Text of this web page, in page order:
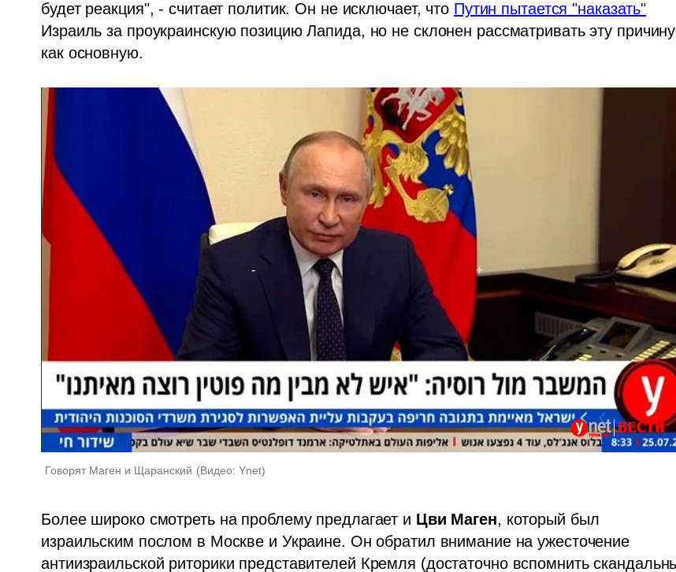
будет реакция", - считает политик. Он не исключает, что Путин пытается "наказать"
Израиль за проукраинскую позицию Лапида, но не склонен рассматривать эту причину
как основную.
Говорят Маген и Щаранский (Видео: Ynet)
Более широко смотреть на проблему предлагает и Цви Маген, который был
израильским послом в Москве и Украине. Он обратил внимание на ужесточение